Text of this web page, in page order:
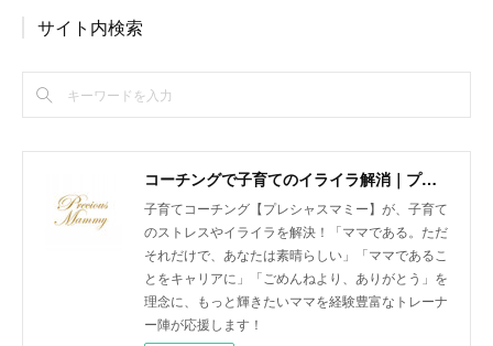
サイト内検索
コーチングで子育てのイライラ解消｜プレシャスマミー 公式ホームページ
子育てコーチング【プレシャスマミー】が、子育て
のストレスやイライラを解決！「ママである。ただ
それだけで、あなたは素晴らしい」「ママであるこ
とをキャリアに」「ごめんねより、ありがとう」を
理念に、もっと輝きたいママを経験豊富なトレーナ
ー陣が応援します！